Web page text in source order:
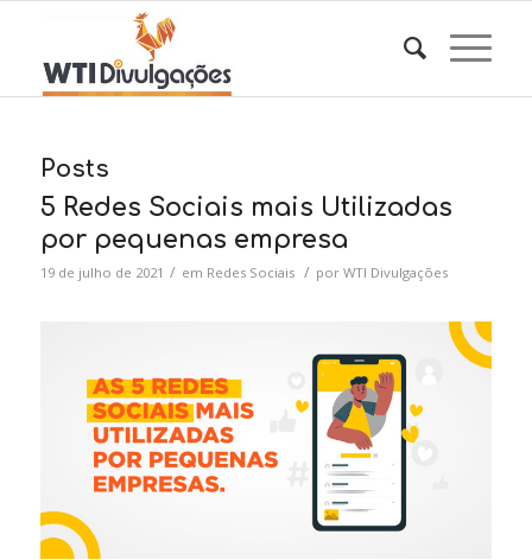
Posts
5 Redes Sociais mais Utilizadas
por pequenas empresa
19 de julho de 2021 / em Redes Sociais / por WTI Divulgações